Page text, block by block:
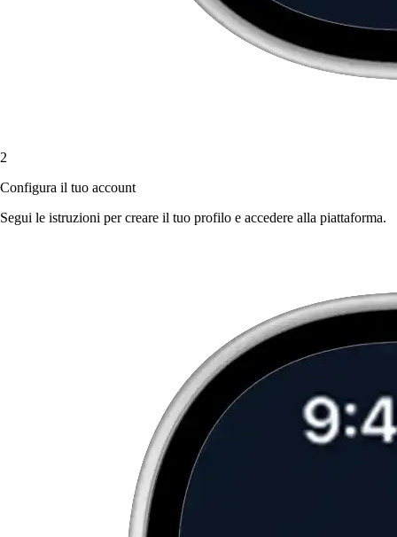
2
Configura il tuo account
Segui le istruzioni per creare il tuo profilo e accedere alla piattaforma.